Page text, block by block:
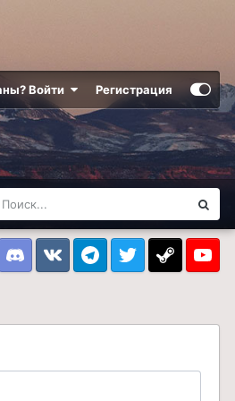
Войти Регистрация
DiscordVK TelegramTwitter Steam